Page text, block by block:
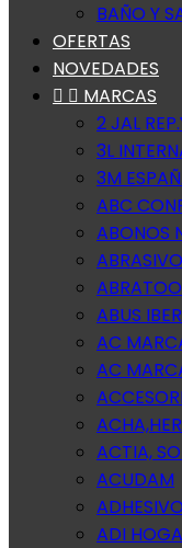
BAÑO Y
OFERTAS
NOVEDADES
  MARCAS
2 JAL
3L
3M
ABC
ABONOS
ABUS
AC
AC
ACTIA,
ACUDAM
ADI